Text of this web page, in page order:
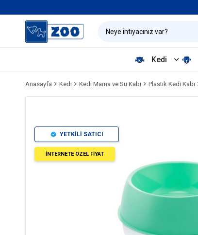
Kedi
Anasayfa Kedi Kedi Mama ve Su Kabı Plastik Kedi Kabı
YETKİLİ SATICI
İNTERNETE ÖZEL FİYAT